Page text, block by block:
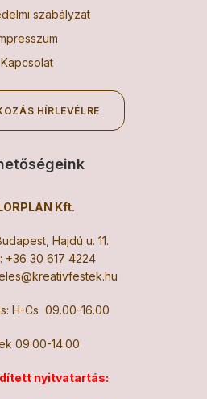
szabályzat
Kapcsolat
HÍRLEVÉLRE
Kft.
Hajdú u. 11.
+36 30 617 4224
H-Cs 09.00-16.00
09.00-14.00
nyitvatartás: